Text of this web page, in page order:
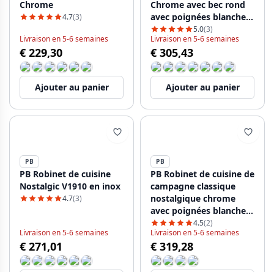
Chrome
4.7(3)
Livraison en 5-6 semaines
€ 229,30
Ajouter au panier
Chrome avec bec rond
avec poignées blanches
PBN.CHR.R.WH
5.0(3)
Livraison en 5-6 semaines
€ 305,43
Ajouter au panier
PB
PB Robinet de cuisine
Nostalgic V1910 en inox
4.7(3)
Livraison en 5-6 semaines
€ 271,01
PB
PB Robinet de cuisine de
campagne classique
nostalgique chrome
avec poignées blanches
12089539114.5(2)
Livraison en 5-6 semaines
€ 319,28